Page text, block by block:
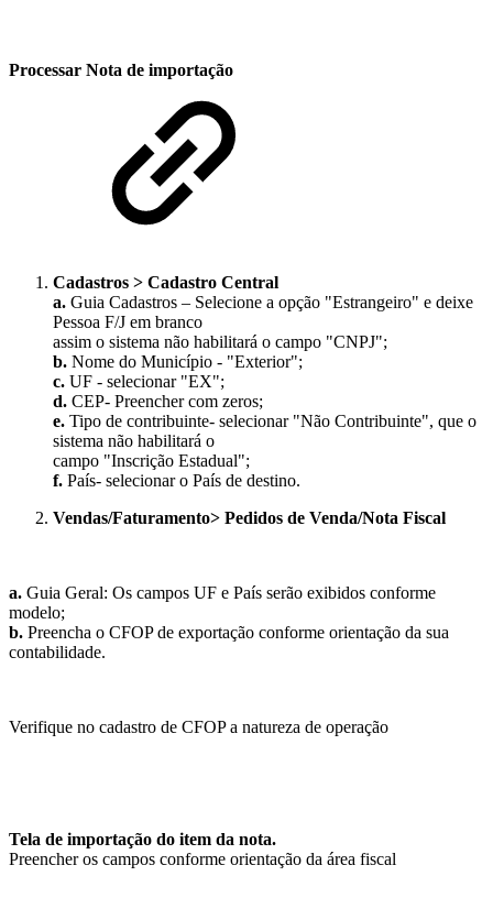
Processar Nota de importação
Cadastros > Cadastro Central
a. Guia Cadastros – Selecione a opção "Estrangeiro" e deixe
Pessoa F/J em branco
assim o sistema não habilitará o campo "CNPJ";
b. Nome do Município - "Exterior";
c. UF - selecionar "EX";
d. CEP- Preencher com zeros;
e. Tipo de contribuinte- selecionar "Não Contribuinte", que o
sistema não habilitará o
campo "Inscrição Estadual";
f. País- selecionar o País de destino.
Vendas/Faturamento> Pedidos de Venda/Nota Fiscal
a. Guia Geral: Os campos UF e País serão exibidos conforme
modelo;
b. Preencha o CFOP de exportação conforme orientação da sua
contabilidade.
Verifique no cadastro de CFOP a natureza de operação
Tela de importação do item da nota.
Preencher os campos conforme orientação da área fiscal